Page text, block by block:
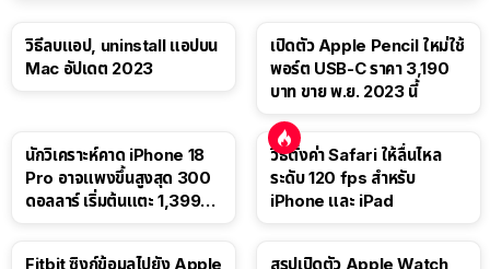
วิธีลบแอป, uninstall แอปบน
Mac อัปเดต 2023
เปิดตัว Apple Pencil ใหม่ใช้
พอร์ต USB-C ราคา 3,190
บาท ขาย พ.ย. 2023 นี้
นักวิเคราะห์คาด iPhone 18
Pro อาจแพงขึ้นสูงสุด 300
ดอลลาร์ เริ่มต้นแตะ 1,399
วิธีตั้งค่า Safari ให้ลื่นไหล
ระดับ 120 fps สำหรับ
iPhone และ iPad
Fitbit ซิงก์ข้อมูลไปยัง Apple
สรุปเปิดตัว Apple Watch